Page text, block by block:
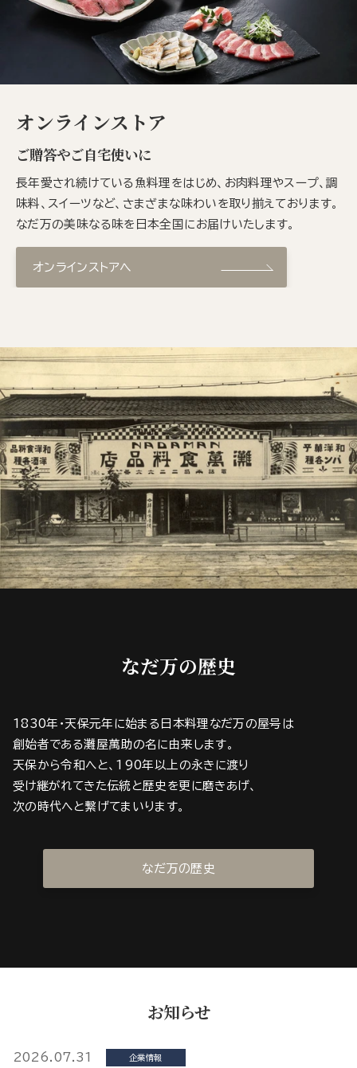
オンラインストア
ご贈答やご自宅使いに
長年愛され続けている魚料理をはじめ、お肉料理やスープ、調
味料、スイーツなど、さまざまな味わいを取り揃えております。
なだ万の美味なる味を日本全国にお届けいたします。
オンラインストアへ
なだ万の歴史
1830年・天保元年に始まる日本料理なだ万の屋号は
創始者である灘屋萬助の名に由来します。
天保から令和へと、190年以上の永きに渡り
受け継がれてきた伝統と歴史を更に磨きあげ、
次の時代へと繋げてまいります。
なだ万の歴史
お知らせ
2026.07.31 企業情報